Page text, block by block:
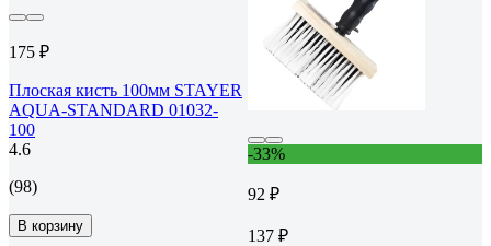
175 ₽
Плоская кисть 100мм STAYER
AQUA-STANDARD 01032-
100
4.6
(98)
В корзину
-33%
92 ₽
137 ₽